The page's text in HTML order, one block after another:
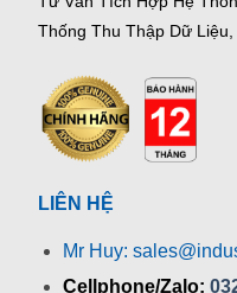
Thống Thu Thập Dữ Liệu,
LIÊN HỆ
Mr Huy:
Cellphone/Zalo: